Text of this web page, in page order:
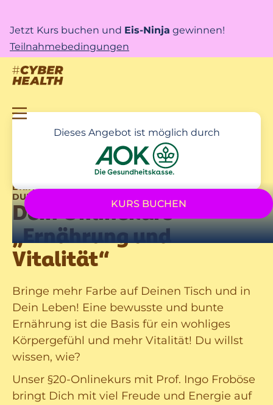
Jetzt Kurs buchen und Eis-Ninja gewinnen!
Teilnahmebedingungen
Dieses Angebot ist möglich durch
BRING MEHR FARBE IN DEIN LEBEN! – UNTERSTÜTZT
DURCH DEINE AOK NORDWEST
Dein Onlinekurs
„Ernährung und
Vitalität“
Bringe mehr Farbe auf Deinen Tisch und in
Dein Leben! Eine bewusste und bunte
Ernährung ist die Basis für ein wohliges
Körpergefühl und mehr Vitalität! Du willst
wissen, wie?
Unser §20-Onlinekurs mit Prof. Ingo Froböse
bringt Dich mit viel Freude und Energie auf
KURS BUCHEN